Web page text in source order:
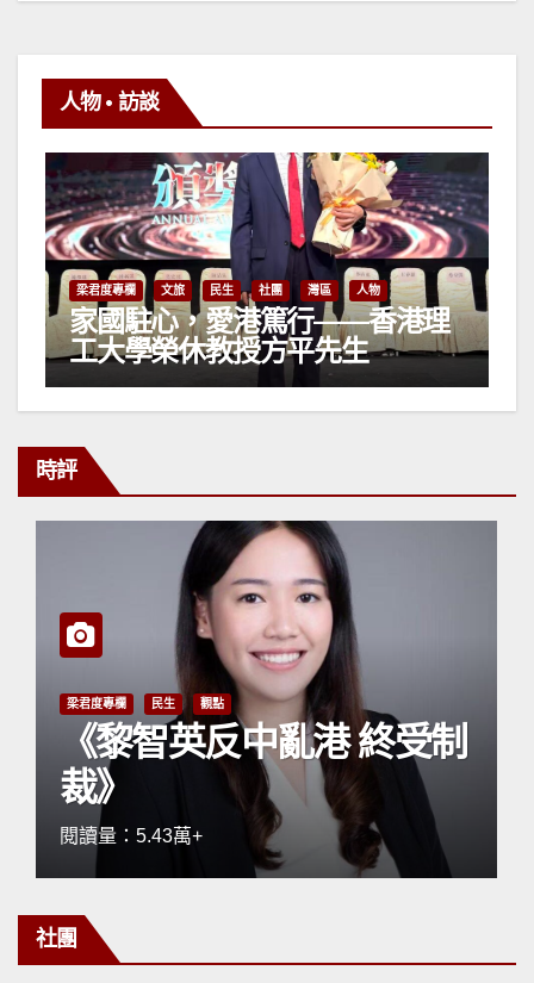
人物 • 訪談
梁君度專欄 文旅 民生 社團 灣區 人物
家國駐心，愛港篤行——香港理
工大學榮休教授方平先生
時評
梁君度專欄 民生 觀點
《黎智英反中亂港 終受制
裁》
閱讀量：5.43萬+
社團